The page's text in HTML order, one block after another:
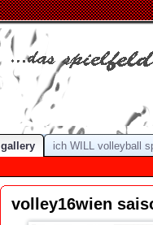
gallery ich WILL volleyball
volley16wien